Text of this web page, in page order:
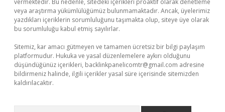
vermektedir. Bu nedenle, sitedeki içerikleri proaktif olarak denetleme
veya araştırma yükümlülüğümüz bulunmamaktadır. Ancak, üyelerimiz
yazdıkları içeriklerin sorumluluğunu taşımakta olup, siteye üye olarak
bu sorumluluğu kabul etmiş sayılırlar.
Sitemiz, kar amacı gütmeyen ve tamamen ücretsiz bir bilgi paylaşım
platformudur. Hukuka ve yasal düzenlemelere aykırı olduğunu
düşündüğünüz içerikleri, backlinkpanelicomtr@gmail.com adresine
bildirmeniz halinde, ilgili içerikler yasal süre içerisinde sitemizden
kaldırılacaktır.